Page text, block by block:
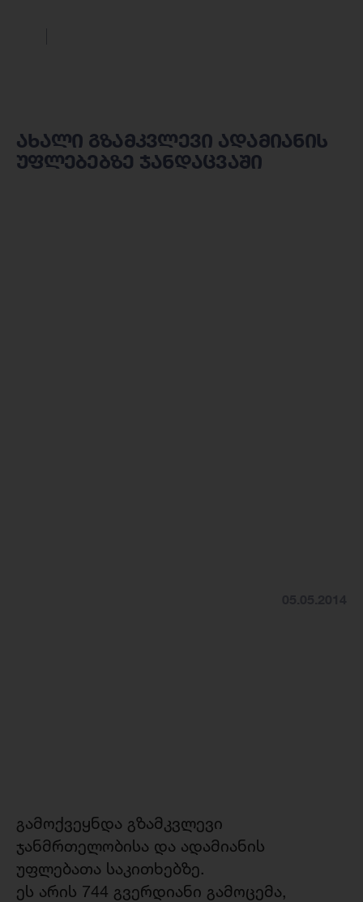
ახალი გზამკვლევი ადამიანის
უფლებებზე ჯანდაცვაში
გამოქვეყნდა გზამკვლევი
ჯანმრთელობისა და ადამიანის
უფლებათა საკითხებზე.
ეს არის 744 გვერდიანი გამოცემა,